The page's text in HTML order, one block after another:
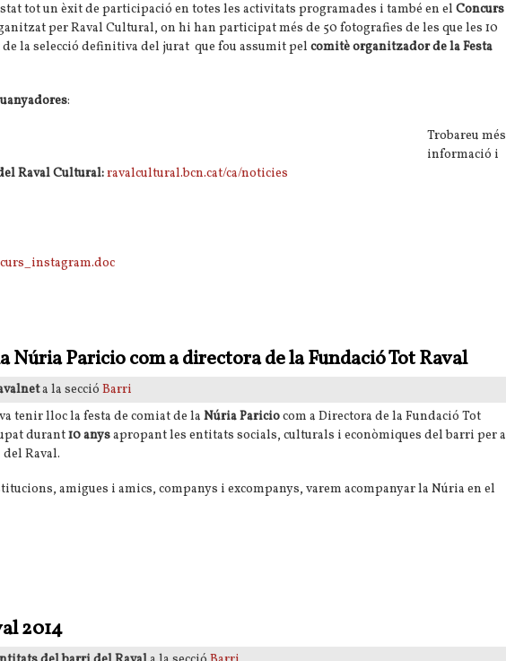
tot un èxit de participació en totes les activitats programades i també en el Concurs
per Raval Cultural, on hi han participat més de 50 fotografies de les que les 10
la selecció definitiva del jurat que fou assumit pel comitè organitzador de la Festa
:
Trobareu més
informació i
Raval Cultural:ravalcultural.bcn.cat/ca/noticies
Núria Paricio com a directora de la Fundació Tot Raval
a la secció Barri
va tenir lloc la festa de comiat de la Núria Pariciocom a Directora de la Fundació Tot
durant10 anysapropant les entitats socials, culturals i econòmiques del barri per a
Raval.
amigues i amics, companys i excompanys, varem acompanyar la Núria en el
2014